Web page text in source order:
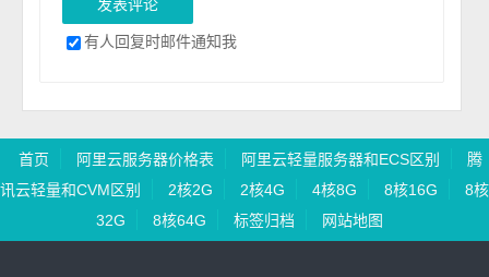
有人回复时邮件通知我
首页 阿里云服务器价格表 阿里云轻量服务器和ECS区别
腾
讯云轻量和CVM区别
2核2G 2核4G 4核8G 8核16G
8核
32G
8核64G 标签归档 网站地图